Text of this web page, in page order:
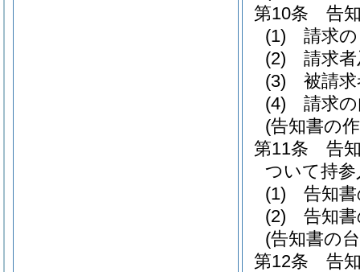
第10条
告
(1)
請求
(2)
請求
(3)
被請
(4)
請求
(告知書の
第11条
告
ついて持
(1)
告知
(2)
告知
(告知書の
第12条
告